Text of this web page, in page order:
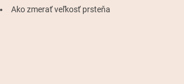
Ako zmerať veľkosť prsteňa